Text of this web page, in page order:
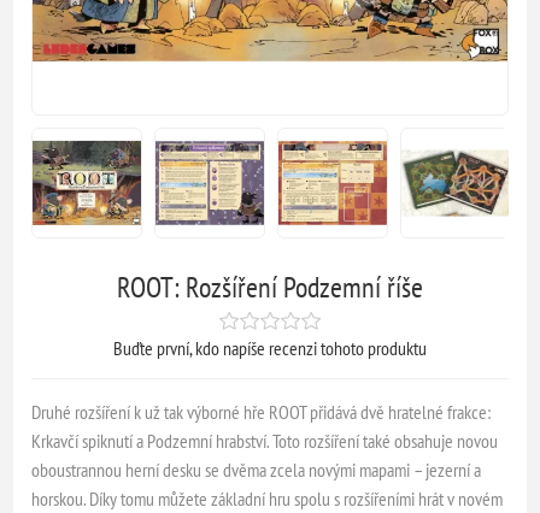
ROOT: Rozšíření Podzemní říše
Buďte první, kdo napíše recenzi tohoto produktu
Druhé rozšíření k už tak výborné hře ROOT přidává dvě hratelné frakce:
Krkavčí spiknutí a Podzemní hrabství. Toto rozšíření také obsahuje novou
oboustrannou herní desku se dvěma zcela novými mapami – jezerní a
horskou. Díky tomu můžete základní hru spolu s rozšířeními hrát v novém